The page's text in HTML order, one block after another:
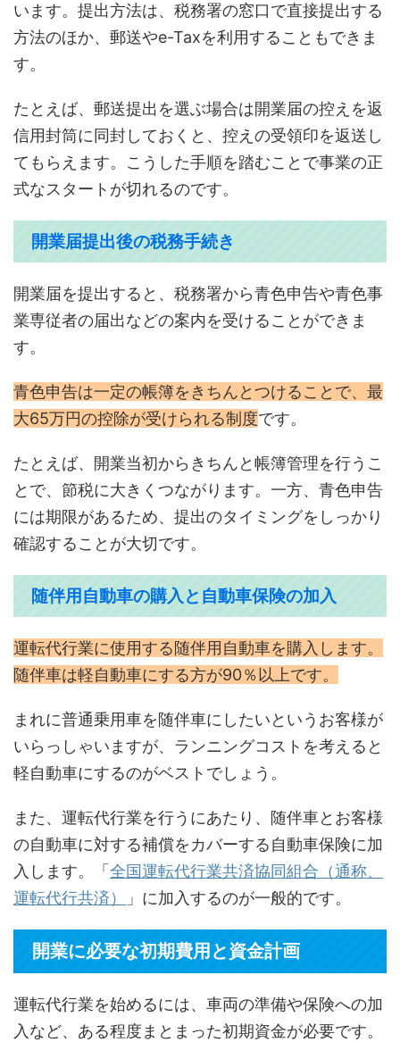
います。提出方法は、税務署の窓口で直接提出する
方法のほか、郵送やe-Taxを利用することもできま
す。
たとえば、郵送提出を選ぶ場合は開業届の控えを返
信用封筒に同封しておくと、控えの受領印を返送し
てもらえます。こうした手順を踏むことで事業の正
式なスタートが切れるのです。
開業届提出後の税務手続き
開業届を提出すると、税務署から青色申告や青色事
業専従者の届出などの案内を受けることができま
す。
青色申告は一定の帳簿をきちんとつけることで、最
大65万円の控除が受けられる制度です。
たとえば、開業当初からきちんと帳簿管理を行うこ
とで、節税に大きくつながります。一方、青色申告
には期限があるため、提出のタイミングをしっかり
確認することが大切です。
随伴用自動車の購入と自動車保険の加入
運転代行業に使用する随伴用自動車を購入します。
随伴車は軽自動車にする方が90％以上です。
まれに普通乗用車を随伴車にしたいというお客様が
いらっしゃいますが、ランニングコストを考えると
軽自動車にするのがベストでしょう。
また、運転代行業を行うにあたり、随伴車とお客様
の自動車に対する補償をカバーする自動車保険に加
入します。「 全国運転代行業共済協同組合（通称、
運転代行共済）
」に加入するのが一般的です。
開業に必要な初期費用と資金計画
運転代行業を始めるには、車両の準備や保険への加
入など、ある程度まとまった初期資金が必要です。